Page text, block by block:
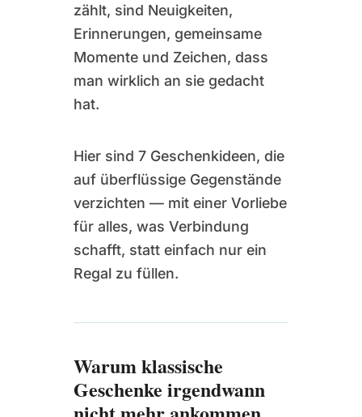
zählt, sind Neuigkeiten,
Erinnerungen, gemeinsame
Momente und Zeichen, dass
man wirklich an sie gedacht
hat.
Hier sind 7 Geschenkideen, die
auf überflüssige Gegenstände
verzichten — mit einer Vorliebe
für alles, was Verbindung
schafft, statt einfach nur ein
Regal zu füllen.
Warum klassische
Geschenke irgendwann